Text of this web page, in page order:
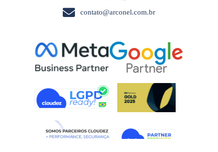
contato@arconel.com.br